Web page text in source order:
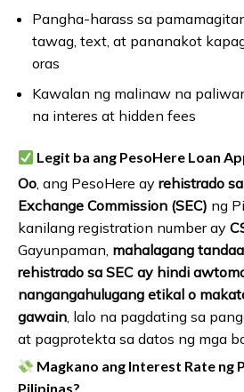
Pangha-harass sa
tawag, text, at pananakot
oras
Kawalan ng malinaw na
na interes at hidden fees
Legit ba ang PesoHere Loan
Oo, ang PesoHere ay rehistrado
Exchange Commission (SEC) ng
kanilang registration number ay
Gayunpaman, mahalagang
rehistrado sa SEC ay hindi
nangangahulugang etikal o
gawain, lalo na pagdating sa
at pagprotekta sa datos ng mga
Magkano ang Interest Rate ng
Pilipinas?